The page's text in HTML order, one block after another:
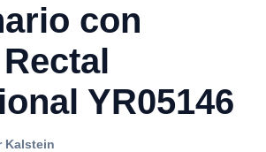
con
YR05146
Kalstein